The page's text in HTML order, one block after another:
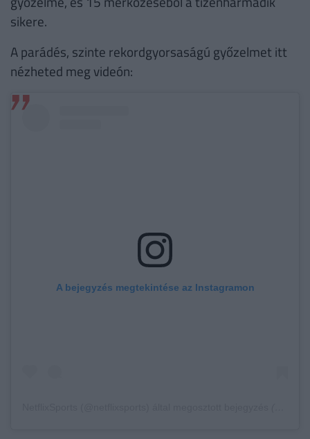
sikere.
A parádés, szinte rekordgyorsaságú győzelmet itt
nézheted meg videón:
A bejegyzés megtekintése az Instagramon